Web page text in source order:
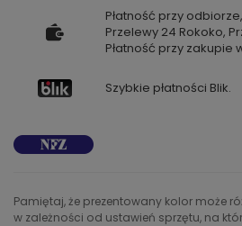
Płatność przy
Przelewy 24 Rokoko,
Płatność przy zakupie
Szybkie płatności Blik.
Pamiętaj, że prezentowany kolor może
w zależności od ustawień sprzętu, na